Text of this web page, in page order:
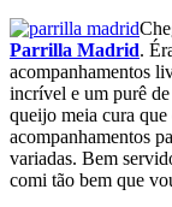
Parrilla Madrid.
acompanhamentos
incrível e um purê
queijo meia cura
acompanhamentos
variadas. Bem
comi tão bem que